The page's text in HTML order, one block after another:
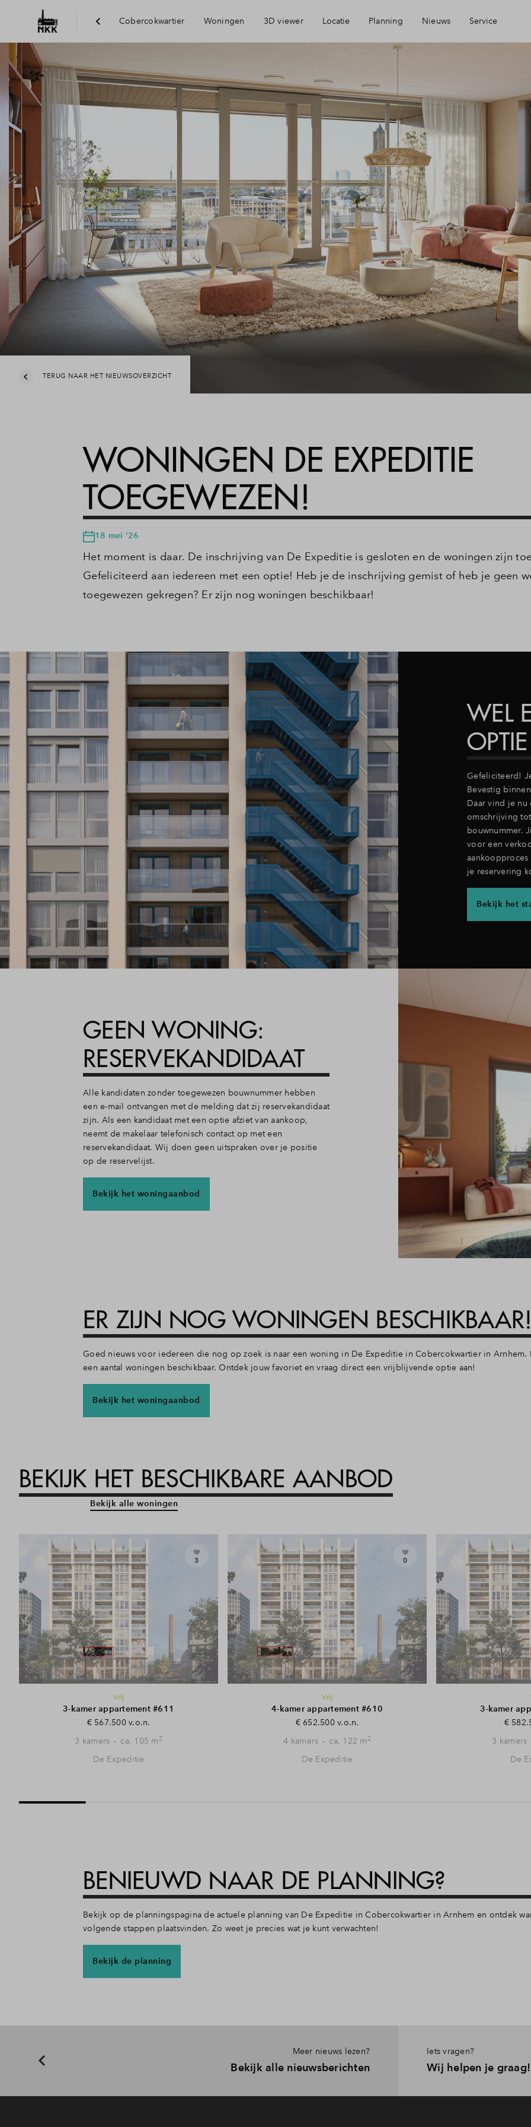
Cobercokwartier Woningen 3D viewer Locatie
Voorzieningen
Ondernemen
Parkeren
Planning Nieuws Service
Mijn Eigen Huis
Financiele check
Financiering
Toewijzing
Woning kopen
Veelgestelde vragen
TERUG NAAR HET NIEUWSOVERZICHT
WONINGEN DE EXPEDITIE
TOEGEWEZEN!
18 mei '26
Het moment is daar. De inschrijving van De Expeditie is gesloten en de woningen zijn
Gefeliciteerd aan iedereen met een optie! Heb je de inschrijving gemist of heb je geen
toegewezen gekregen? Er zijn nog woningen beschikbaar!
WEL
Gefeliciteerd!
Bevestig
Daar vind je nu
omschrijving
bouwnummer.
voor een
je reservering
Bekijk het
GEEN WONING:
RESERVEKANDIDAAT
Alle kandidaten zonder toegewezen bouwnummer hebben
een e-mail ontvangen met de melding dat zij reservekandidaat
zijn. Als een kandidaat met een optie afziet van aankoop,
neemt de makelaar telefonisch contact op met een
reservekandidaat. Wij doen geen uitspraken over je positie
op de reservelijst.
Bekijk het woningaanbod
ER ZIJN NOG WONINGEN
Goed nieuws voor iedereen die nog op zoek is naar een woning in De Expeditie in Cobercokwartier in Arnhem.
een aantal woningen beschikbaar. Ontdek jouw favoriet en vraag direct een vrijblijvende optie aan!
Bekijk het woningaanbod
BEKIJK HET BESCHIKBARE AANBOD
Bekijk alle woningen
3
Vrij
3-kamer appartement #611
€ 567.500 v.o.n.
3 kamers
ca. 105 m2
De Expeditie
0
Vrij
4-kamer appartement #610
€ 652.500 v.o.n.
4 kamers
ca. 122 m2
De Expeditie
3-kamer
€
3 kamers
De
BENIEUWD NAAR DE PLANNING?
Bekijk op de planningspagina de actuele planning van De Expeditie in Cobercokwartier in Arnhem en ontdek
volgende stappen plaatsvinden. Zo weet je precies wat je kunt verwachten!
Bekijk de planning
Meer nieuws lezen?
Bekijk alle nieuwsberichten
Iets vragen?
Wij helpen je graag!